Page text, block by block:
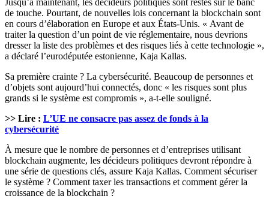
Jusqu’à maintenant, les décideurs politiques sont restés sur le banc
de touche. Pourtant, de nouvelles lois concernant la blockchain sont
en cours d’élaboration en Europe et aux États-Unis. « Avant de
traiter la question d’un point de vie réglementaire, nous devrions
dresser la liste des problèmes et des risques liés à cette technologie »,
a déclaré l’eurodéputée estonienne, Kaja Kallas.
Sa première crainte ? La cybersécurité. Beaucoup de personnes et
d’objets sont aujourd’hui connectés, donc « les risques sont plus
grands si le système est compromis », a-t-elle souligné.
>> Lire : L’UE ne consacre pas assez de fonds à la
cybersécurité
À mesure que le nombre de personnes et d’entreprises utilisant
blockchain augmente, les décideurs politiques devront répondre à
une série de questions clés, assure Kaja Kallas. Comment sécuriser
le système ? Comment taxer les transactions et comment gérer la
croissance de la blockchain ?